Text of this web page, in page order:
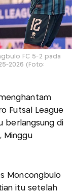
FC 5-2 pada
2026 (Foto:
Futsal League
berlangsung di
Minggu
Moncongbulo
itu setelah